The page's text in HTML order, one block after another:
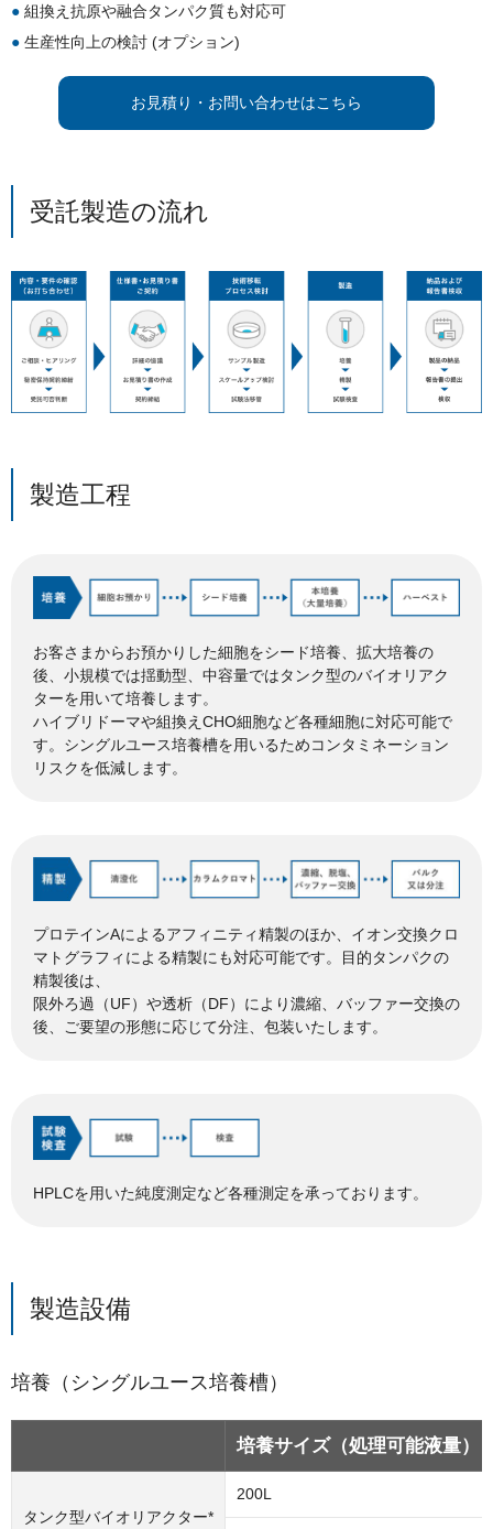
組換え抗原や融合タンパク質も対応可
生産性向上の検討 (オプション)
お見積り・お問い合わせはこちら
受託製造の流れ
製造工程
お客さまからお預かりした細胞をシード培養、拡大培養の
後、小規模では揺動型、中容量ではタンク型のバイオリアク
ターを用いて培養します。
ハイブリドーマや組換えCHO細胞など各種細胞に対応可能で
す。シングルユース培養槽を用いるためコンタミネーション
リスクを低減します。
プロテインAによるアフィニティ精製のほか、イオン交換クロ
マトグラフィによる精製にも対応可能です。目的タンパクの
精製後は、
限外ろ過（UF）や透析（DF）により濃縮、バッファー交換の
後、ご要望の形態に応じて分注、包装いたします。
HPLCを用いた純度測定など各種測定を承っております。
製造設備
培養（シングルユース培養槽）
培養サイズ（処理可能液量）
タンク型バイオリアクター*
200L